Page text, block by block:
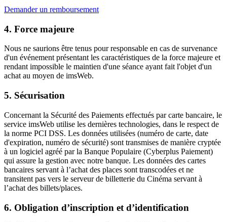
Demander un remboursement
4. Force majeure
Nous ne saurions être tenus pour responsable en cas de survenance
d'un événement présentant les caractéristiques de la force majeure et
rendant impossible le maintien d'une séance ayant fait l'objet d'un
achat au moyen de imsWeb.
5. Sécurisation
Concernant la Sécurité des Paiements effectués par carte bancaire, le
service imsWeb utilise les dernières technologies, dans le respect de
la norme PCI DSS. Les données utilisées (numéro de carte, date
d'expiration, numéro de sécurité) sont transmises de manière cryptée
à un logiciel agréé par la Banque Populaire (Cyberplus Paiement)
qui assure la gestion avec notre banque. Les données des cartes
bancaires servant à l’achat des places sont transcodées et ne
transitent pas vers le serveur de billetterie du Cinéma servant à
l’achat des billets/places.
6. Obligation d’inscription et d’identification